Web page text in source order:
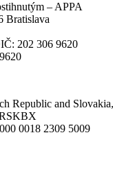
– APPA
Bratislava
202 306 9620
Republic and
0018 2309 5009